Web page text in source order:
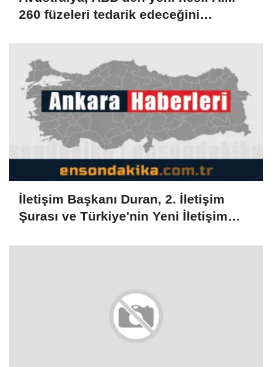
260 füzeleri tedarik edeceğini
İletişim Başkanı Duran, 2. İletişim
Şurası ve Türkiye'nin Yeni İletişim